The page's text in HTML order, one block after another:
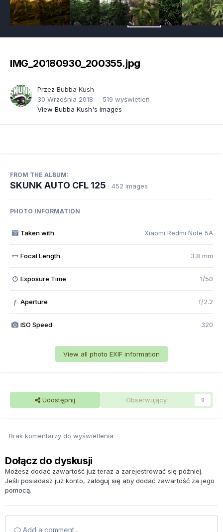
IMG_20180930_200355.jpg
Przez Bubba Kush
30 Września 2018
519 wyświetleń
View Bubba Kush's images
FROM THE ALBUM:
SKUNK AUTO CFL 125 · 452 images
PHOTO INFORMATION
Taken with Xiaomi Redmi Note 5A
Focal Length 3.8 mm
Exposure Time 1/50
f Aperture f/2.2
ISO Speed 320
View all photo EXIF information
Udostępnij Obserwujący 0
Brak komentarzy do wyświetlenia
Dołącz do dyskusji
Możesz dodać zawartość już teraz a zarejestrować się później.
Jeśli posiadasz już konto, zaloguj się aby dodać zawartość za jego
pomocą.
Add a comment...